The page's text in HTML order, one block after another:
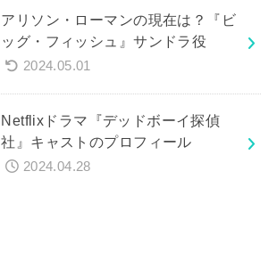
アリソン・ローマンの現在は？『ビ
ッグ・フィッシュ』サンドラ役
2024.05.01
Netflixドラマ『デッドボーイ探偵
社』キャストのプロフィール
2024.04.28